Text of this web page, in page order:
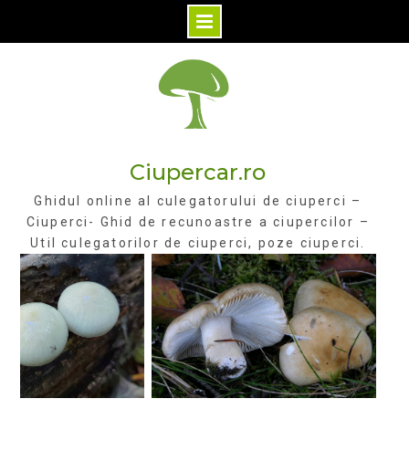
Ciupercar.ro
Ghidul online al culegatorului de ciuperci –
Ciuperci- Ghid de recunoastre a ciupercilor –
Util culegatorilor de ciuperci, poze ciuperci.